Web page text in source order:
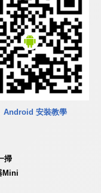
Android 安裝教學
掃
Mini